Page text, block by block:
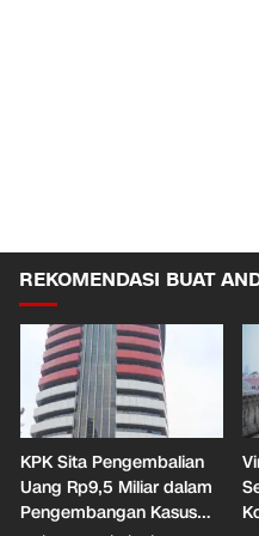
REKOMENDASI BUAT
KPK Sita Pengembalian
Uang Rp9,5 Miliar dalam
Pengembangan Kasus